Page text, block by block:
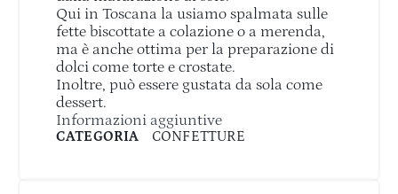
Qui in Toscana la usiamo spalmata sulle
fette biscottate a colazione o a merenda,
ma è anche ottima per la preparazione di
dolci come torte e crostate.
Inoltre, può essere gustata da sola come
dessert.
Informazioni aggiuntive
CATEGORIA CONFETTURE